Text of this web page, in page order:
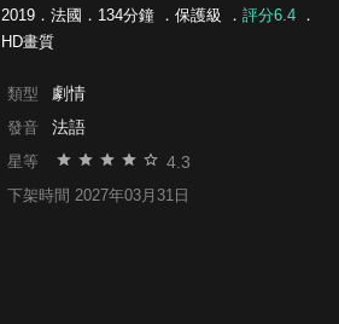
2019．法國．134分鐘 ． 保護級 ． 評分6.4．
HD畫質
類型 劇情
發音 法語
星等 4.3
下架時間 2027年03月31日